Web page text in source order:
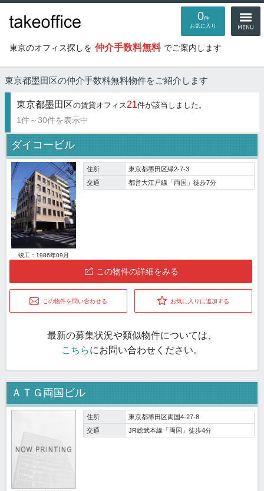
東京のオフィス探しを 仲介手数料無料 でご案内します
0件
お気に入り
東京都墨田区の仲介手数料無料物件をご紹介します
東京都墨田区の賃貸オフィス21件が該当しました。
1件～30件を表示中
ダイコービル
竣工：1986年09月
住所
東京都墨田区緑2-7-3
交通
都営大江戸線「両国」徒歩7分
この物件の詳細をみる
この物件を問い合わせる お気に入りに追加する
最新の募集状況や類似物件については、
こちらにお問い合わせください。
ＡＴＧ両国ビル
住所
東京都墨田区両国4-27-8
交通
JR総武本線「両国」徒歩4分